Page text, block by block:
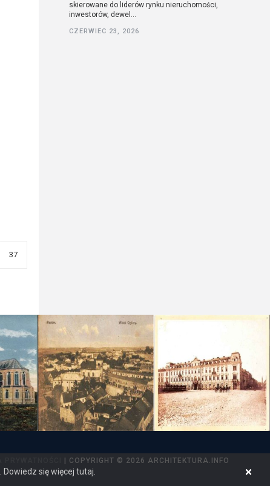
37
skierowane do liderów rynku nieruchomości,
inwestorów, dewel...
CZERWIEC 23, 2026
| COPYRIGHT © 2026 ARCHITEKTURA.INFO
Dowiedz się więcej tutaj ×